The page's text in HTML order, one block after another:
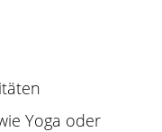
Yoga oder